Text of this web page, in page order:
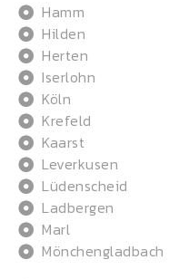
Hamm
Hilden
Herten
Iserlohn
Köln
Krefeld
Kaarst
Leverkusen
Lüdenscheid
Ladbergen
Marl
Mönchengladbach